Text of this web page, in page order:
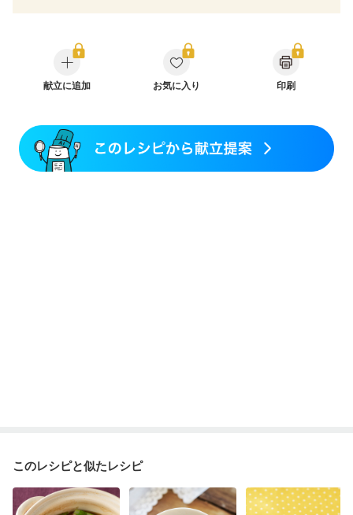
過敏性腸症候群（IBS）
睡眠時無呼吸症候群
糖尿病性腎症（第１期）
糖尿病性腎症（第２期）
CKD（ステージ１）
CKD（ステージ２）
乳がん治療を終えた方・経過観察中の方など
胃がん（抗がん剤治療中）
胃がん治療を終えた方・経過観察中の方
献立に追加 お気に入り 印刷
このレシピと似たレシピ